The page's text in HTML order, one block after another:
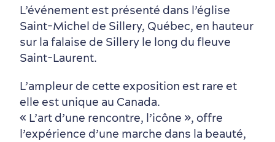
Quartiers centraux
Quoi faire en août
Produits locaux
Vieux-Québec
Itinéraires
L’événement est présenté dans l’église
Saint-Michel de Sillery, Québec, en hauteur
sur la falaise de Sillery le long du fleuve
Saint-Laurent.
L’ampleur de cette exposition est rare et
elle est unique au Canada.
« L’art d’une rencontre, l’icône », offre
l’expérience d’une marche dans la beauté,